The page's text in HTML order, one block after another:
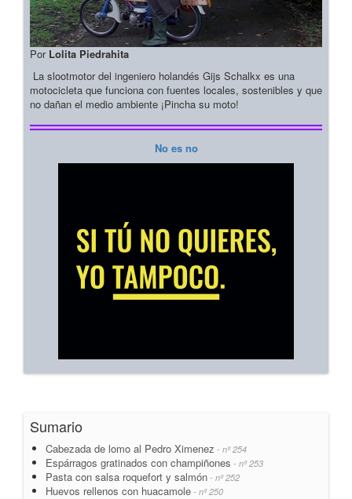
Por Lolita Piedrahita
La slootmotor del ingeniero holandés Gijs Schalkx es una
motocicleta que funciona con fuentes locales, sostenibles y que
no dañan el medio ambiente ¡Pincha su moto!
No es no
Sumario
Cabezada de lomo al Pedro Ximenez - nº 254
Espárragos gratinados con champiñones - nº 253
Pasta con salsa roquefort y salmón - nº 252
Huevos rellenos con huacamole - nº 250